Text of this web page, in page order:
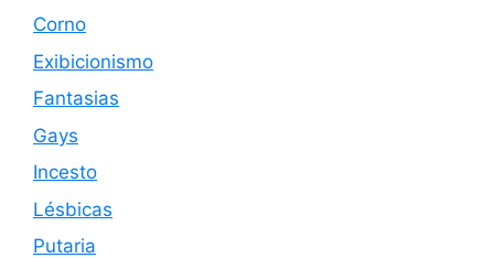
Corno
Exibicionismo
Fantasias
Gays
Incesto
Lésbicas
Putaria